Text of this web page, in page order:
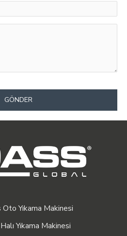
GÖNDER
Yıkama Makinesi
Yıkama Makinesi